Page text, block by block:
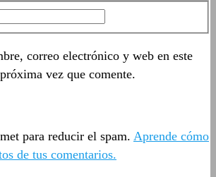
correo electrónico y web en este
vez que comente.
para reducir el spam. Aprende cómo
de tus comentarios.